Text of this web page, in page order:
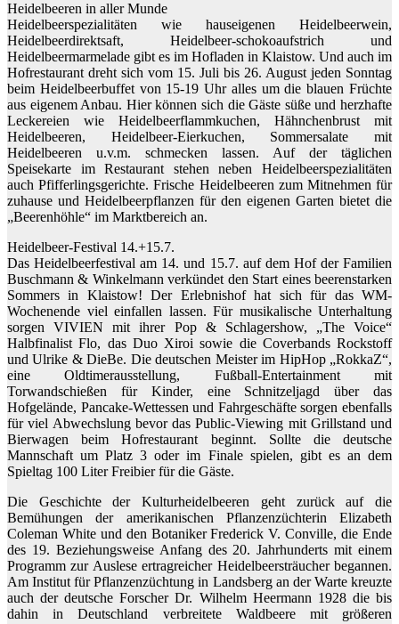
Heidelbeeren in aller Munde
Heidelbeerspezialitäten wie hauseigenen Heidelbeerwein,
Heidelbeerdirektsaft, Heidelbeer-schokoaufstrich und
Heidelbeermarmelade gibt es im Hofladen in Klaistow. Und auch im
Hofrestaurant dreht sich vom 15. Juli bis 26. August jeden Sonntag
beim Heidelbeerbuffet von 15-19 Uhr alles um die blauen Früchte
aus eigenem Anbau. Hier können sich die Gäste süße und herzhafte
Leckereien wie Heidelbeerflammkuchen, Hähnchenbrust mit
Heidelbeeren, Heidelbeer-Eierkuchen, Sommersalate mit
Heidelbeeren u.v.m. schmecken lassen. Auf der täglichen
Speisekarte im Restaurant stehen neben Heidelbeerspezialitäten
auch Pfifferlingsgerichte. Frische Heidelbeeren zum Mitnehmen für
zuhause und Heidelbeerpflanzen für den eigenen Garten bietet die
„Beerenhöhle“ im Marktbereich an.
Heidelbeer-Festival 14.+15.7.
Das Heidelbeerfestival am 14. und 15.7. auf dem Hof der Familien
Buschmann & Winkelmann verkündet den Start eines beerenstarken
Sommers in Klaistow! Der Erlebnishof hat sich für das WM-
Wochenende viel einfallen lassen. Für musikalische Unterhaltung
sorgen VIVIEN mit ihrer Pop & Schlagershow, „The Voice“
Halbfinalist Flo, das Duo Xiroi sowie die Coverbands Rockstoff
und Ulrike & DieBe. Die deutschen Meister im HipHop „RokkaZ“,
eine Oldtimerausstellung, Fußball-Entertainment mit
Torwandschießen für Kinder, eine Schnitzeljagd über das
Hofgelände, Pancake-Wettessen und Fahrgeschäfte sorgen ebenfalls
für viel Abwechslung bevor das Public-Viewing mit Grillstand und
Bierwagen beim Hofrestaurant beginnt. Sollte die deutsche
Mannschaft um Platz 3 oder im Finale spielen, gibt es an dem
Spieltag 100 Liter Freibier für die Gäste.
Die Geschichte der Kulturheidelbeeren geht zurück auf die
Bemühungen der amerikanischen Pflanzenzüchterin Elizabeth
Coleman White und den Botaniker Frederick V. Conville, die Ende
des 19. Beziehungsweise Anfang des 20. Jahrhunderts mit einem
Programm zur Auslese ertragreicher Heidelbeersträucher begannen.
Am Institut für Pflanzenzüchtung in Landsberg an der Warte kreuzte
auch der deutsche Forscher Dr. Wilhelm Heermann 1928 die bis
dahin in Deutschland verbreitete Waldbeere mit größeren